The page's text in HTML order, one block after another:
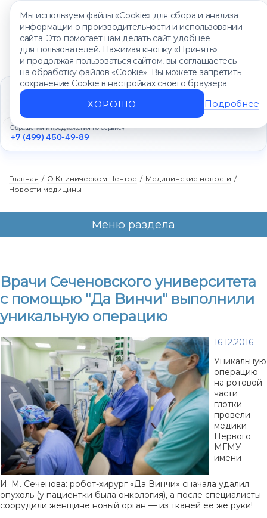
Мы используем файлы «Cookie» для сбора и анализа
информации о производительности и использовании
сайта. Это помогает нам делать сайт удобнее
для пользователей. Нажимая кнопку «Принять»
и продолжая пользоваться сайтом, вы соглашаетесь
на обработку файлов «Cookie». Вы можете запретить
сохранение Cookie в настройках своего браузера
ХОРОШО Подробнее
Единый контакт-центр
+7 (499) 450-88-89
Ежедневно с 8:00 до 20:00
Обращения и предложения по сервису
+7 (499) 450-49-89
Главная / О Клиническом Центре / Медицинские новости /
Новости медицины
Врачи Сеченовского университета
с помощью "Да Винчи" выполнили
уникальную операцию
16.12.2016
Уникальную
операцию
на ротовой
части
глотки
провели
медики
Первого
МГМУ
имени
И. М. Сеченова: робот-хирург«Да Винчи» сначала удалил
опухоль (у пациентки была онкология), а после специалисты
соорудили женщине новый орган — из тканей ее же руки!
Меню раздела